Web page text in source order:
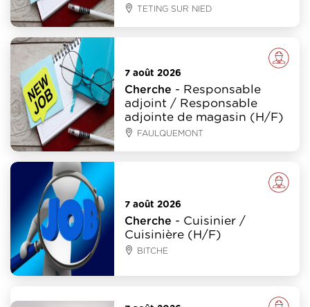
TETING SUR NIED
7 août 2026
Cherche - Responsable
adjoint / Responsable
adjointe de magasin (H/F)
FAULQUEMONT
7 août 2026
Cherche - Cuisinier /
Cuisinière (H/F)
BITCHE